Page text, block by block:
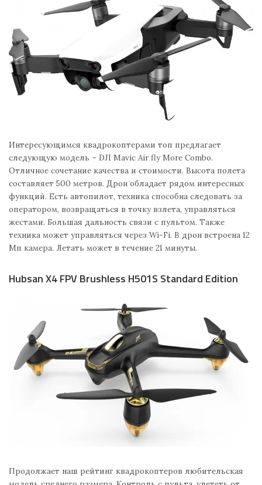
Интересующимся квадрокоптерами топ предлагает
следующую модель – DJI Mavic Air fly More Combo.
Отличное сочетание качества и стоимости. Высота полета
составляет 500 метров. Дрон обладает рядом интересных
функций. Есть автопилот, техника способна следовать за
оператором, возвращаться в точку взлета, управляться
жестами. Большая дальность связи с пультом. Также
техника может управляться через Wi-Fi. В дрон встроена 12
Мп камера. Летать может в течение 21 минуты.
Hubsan X4 FPV Brushless H501S Standard Edition
Продолжает наш рейтинг квадрокоптеров любительская